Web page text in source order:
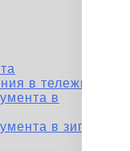
в тележках
в
в зип-